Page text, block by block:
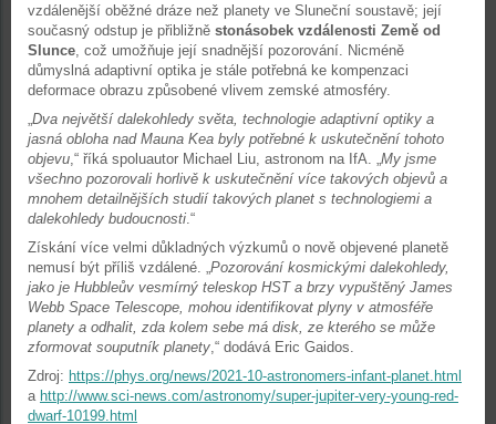
vzdálenější oběžné dráze než planety ve Sluneční soustavě; její
současný odstup je přibližně stonásobek vzdálenosti Země od
Slunce, což umožňuje její snadnější pozorování. Nicméně
důmyslná adaptivní optika je stále potřebná ke kompenzaci
deformace obrazu způsobené vlivem zemské atmosféry.
„Dva největší dalekohledy světa, technologie adaptivní optiky a
jasná obloha nad Mauna Kea byly potřebné k uskutečnění tohoto
objevu,“ říká spoluautor Michael Liu, astronom na IfA. „My jsme
všechno pozorovali horlivě k uskutečnění více takových objevů a
mnohem detailnějších studií takových planet s technologiemi a
dalekohledy budoucnosti.“
Získání více velmi důkladných výzkumů o nově objevené planetě
nemusí být příliš vzdálené. „Pozorování kosmickými dalekohledy,
jako je Hubbleův vesmírný teleskop HST a brzy vypuštěný James
Webb Space Telescope, mohou identifikovat plyny v atmosféře
planety a odhalit, zda kolem sebe má disk, ze kterého se může
zformovat souputník planety,“ dodává Eric Gaidos.
Zdroj: https://phys.org/news/2021-10-astronomers-infant-planet.html
a http://www.sci-news.com/astronomy/super-jupiter-very-young-red-
dwarf-10199.html